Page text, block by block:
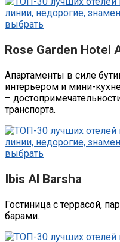
Rose Garden Hotel
Апартаменты в силе
интерьером и мини-
–
транспорта.
Ibis Al Barsha
Гостиница с террасой,
барами.